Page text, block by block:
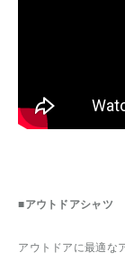
■アウトドアシャツ
アウトドアに最適な